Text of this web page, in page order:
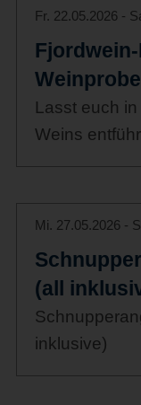
Fr. 22.05.2026 -
Weinprobe
Lasst euch
Weins
Mi. 27.05.2026 -
(all
inklusive)